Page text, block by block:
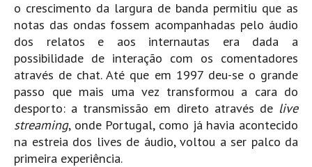
o crescimento da largura de banda permitiu que as
notas das ondas fossem acompanhadas pelo áudio
dos relatos e aos internautas era dada a
possibilidade de interação com os comentadores
através de chat. Até que em 1997 deu-se o grande
passo que mais uma vez transformou a cara do
desporto: a transmissão em direto através de live
streaming, onde Portugal, como já havia acontecido
na estreia dos lives de áudio, voltou a ser palco da
primeira experiência.